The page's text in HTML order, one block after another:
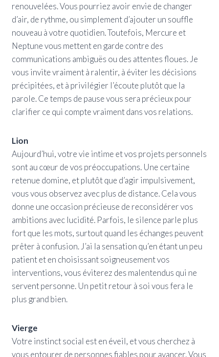
renouvelées. Vous pourriez avoir envie de changer
d’air, de rythme, ou simplement d’ajouter un souffle
nouveau à votre quotidien. Toutefois, Mercure et
Neptune vous mettent en garde contre des
communications ambiguës ou des attentes floues. Je
vous invite vraiment à ralentir, à éviter les décisions
précipitées, et à privilégier l’écoute plutôt que la
parole. Ce temps de pause vous sera précieux pour
clarifier ce qui compte vraiment dans vos relations.
Lion
Aujourd’hui, votre vie intime et vos projets personnels
sont au cœur de vos préoccupations. Une certaine
retenue domine, et plutôt que d’agir impulsivement,
vous vous observez avec plus de distance. Cela vous
donne une occasion précieuse de reconsidérer vos
ambitions avec lucidité. Parfois, le silence parle plus
fort que les mots, surtout quand les échanges peuvent
prêter à confusion. J’ai la sensation qu’en étant un peu
patient et en choisissant soigneusement vos
interventions, vous éviterez des malentendus qui ne
servent personne. Un petit retour à soi vous fera le
plus grand bien.
Vierge
Votre instinct social est en éveil, et vous cherchez à
vous entourer de personnes fiables pour avancer. Vous